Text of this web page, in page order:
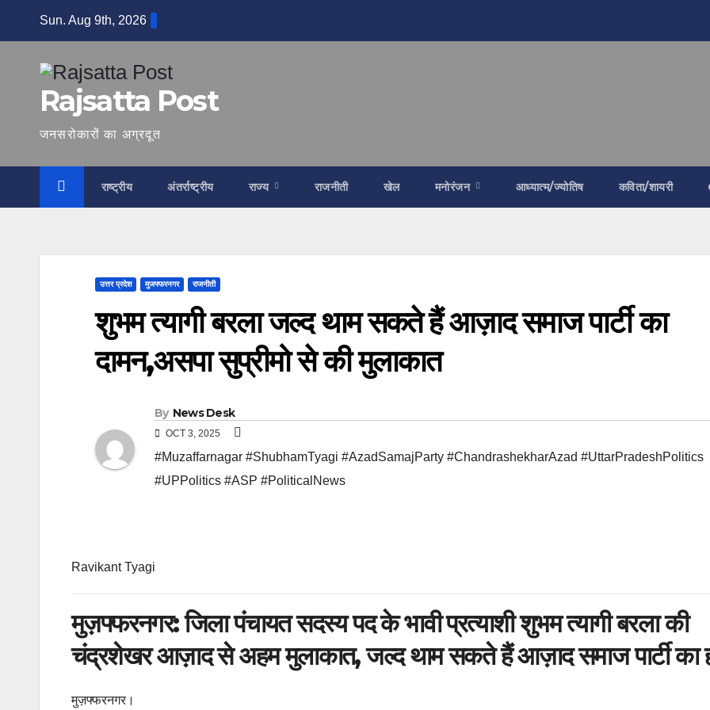
Sun. Aug 9th, 2026
Rajsatta Post
जनसरोकारों का अग्रदूत
राष्ट्रीय अंतर्राष्ट्रीय राज्य राजनीती खेल मनोरंजन आध्यात्म/ज्योतिष कविता/शायरी
उत्तर प्रदेश मुजफ्फरनगर राजनीती
शुभम त्यागी बरला जल्द थाम सकते हैं आज़ाद समाज पार्टी का
दामन,असपा सुप्रीमो से की मुलाकात
By News Desk
OCT 3, 2025
#Muzaffarnagar #ShubhamTyagi #AzadSamajParty #ChandrashekharAzad #UttarPradeshPolitics
#UPPolitics #ASP #PoliticalNews
Ravikant Tyagi
मुज़फ्फरनगर: जिला पंचायत सदस्य पद के भावी प्रत्याशी शुभम त्यागी बरला की
चंद्रशेखर आज़ाद से अहम मुलाकात, जल्द थाम सकते हैं आज़ाद समाज पार्टी का
मुज़फ्फरनगर।